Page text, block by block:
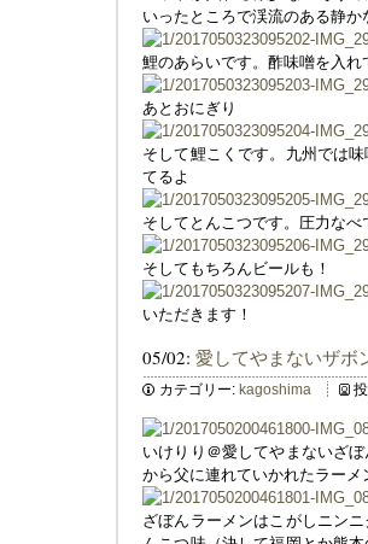
いったところで渓流のある静か
鯉のあらいです。酢味噌を入れ
あとおにぎり
そして鯉こくです。九州では
てるよ
そしてとんこつです。圧力な
そしてもちろんビールも！
いただきます！
05/02: 愛してやまないザボ
カテゴリー: kagoshima
いけりり＠愛してやまないざ
から父に連れていかれたラー
ざぼんラーメンはこがしニン